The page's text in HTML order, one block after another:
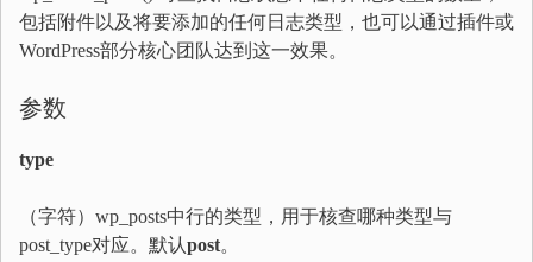
包括附件以及将要添加的任何日志类型，也可以通过插件或
WordPress部分核心团队达到这一效果。
参数
type
（字符）wp_posts中行的类型，用于核查哪种类型与
post_type对应。默认post。